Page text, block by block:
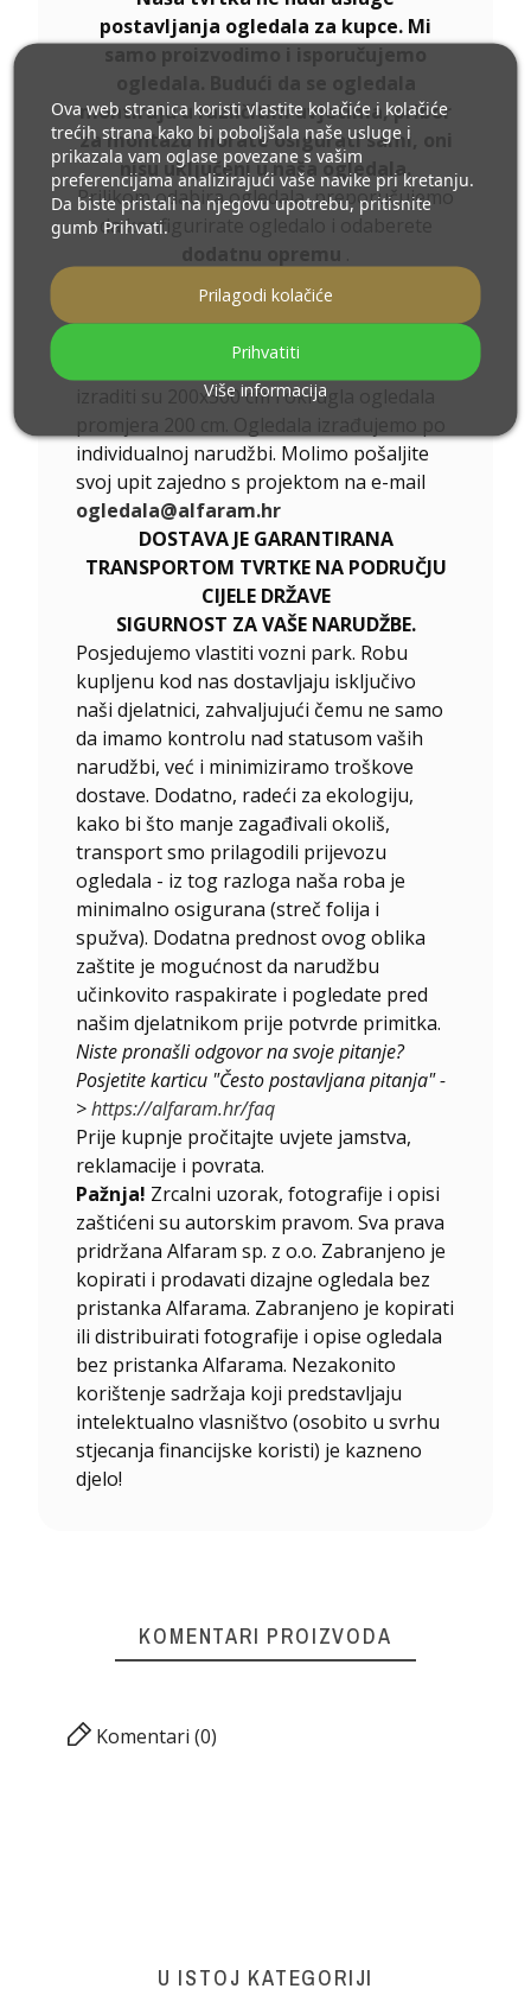
postavljanja ogledala za kupce. Mi
montiraju u različitim uvjetima, pribor
za montažu morate osigurati sami, oni
nisu uključeni u naša ogledala.
Prilikom odabira ogledala, preporučujemo
da konfigurirate ogledalo i odaberete
Ukoliko niste pronašli željenu veličinu
ogledala ili Vam je potrebna drugačija
podjela, kontaktirajte nas telefonom ili e-
izraditi su 200x300 cm i okrugla ogledala
individualnoj narudžbi. Molimo pošaljite
svoj upit zajedno s projektom na e-mail
ogledala@alfaram.hr
DOSTAVA JE GARANTIRANA
TRANSPORTOM TVRTKE NA PODRUČJU
CIJELE DRŽAVE
SIGURNOST ZA VAŠE NARUDŽBE.
Posjedujemo vlastiti vozni park. Robu
kupljenu kod nas dostavljaju isključivo
naši djelatnici, zahvaljujući čemu ne samo
da imamo kontrolu nad statusom vaših
narudžbi, već i minimiziramo troškove
dostave. Dodatno, radeći za ekologiju,
kako bi što manje zagađivali okoliš,
transport smo prilagodili prijevozu
ogledala - iz tog razloga naša roba je
minimalno osigurana (streč folija i
spužva). Dodatna prednost ovog oblika
zaštite je mogućnost da narudžbu
učinkovito raspakirate i pogledate pred
našim djelatnikom prije potvrde primitka.
Niste pronašli odgovor na svoje pitanje?
Posjetite karticu "Često postavljana pitanja" -
>https://alfaram.hr/faq
Prije kupnje pročitajte uvjete jamstva,
reklamacije i povrata.
Pažnja! Zrcalni uzorak, fotografije i opisi
zaštićeni su autorskim pravom. Sva prava
pridržana Alfaram sp. z o.o. Zabranjeno je
kopirati i prodavati dizajne ogledala bez
pristanka Alfarama. Zabranjeno je kopirati
ili distribuirati fotografije i opise ogledala
bez pristanka Alfarama. Nezakonito
korištenje sadržaja koji predstavljaju
intelektualno vlasništvo (osobito u svrhu
stjecanja financijske koristi) je kazneno
djelo!
KOMENTARI PROIZVODA
Komentari (0)
U ISTOJ KATEGORIJI
Ova web stranica koristi vlastite kolačiće i kolačiće
trećih strana kako bi poboljšala naše usluge i
prikazala vam oglase povezane s vašim
preferencijama analizirajući vaše navike pri kretanju.
Da biste pristali na njegovu upotrebu, pritisnite
gumb Prihvati.
Više informacija
Prilagodi kolačiće
Prihvatiti